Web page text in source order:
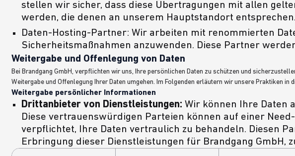
stellen wir sicher, dass diese Übertragungen mit allen
werden, die denen an unserem Hauptstandort entsprechen.
Daten-Hosting-Partner: Wir arbeiten mit renommierten
Sicherheitsmaßnahmen anzuwenden. Diese Partner
Weitergabe und Offenlegung von Daten
Bei Brandgang GmbH, verpflichten wir uns, Ihre persönlichen Daten zu schützen und
Weitergabe und Offenlegung Ihrer Daten umgehen. Im Folgenden erläutern wir unsere Praktiken in
Weitergabe persönlicher Informationen
Drittanbieter von Dienstleistungen: Wir können Ihre Daten
Diese vertrauenswürdigen Parteien können auf einer
verpflichtet, Ihre Daten vertraulich zu behandeln. Diesen
Erbringung dieser Dienstleistungen für Brandgang